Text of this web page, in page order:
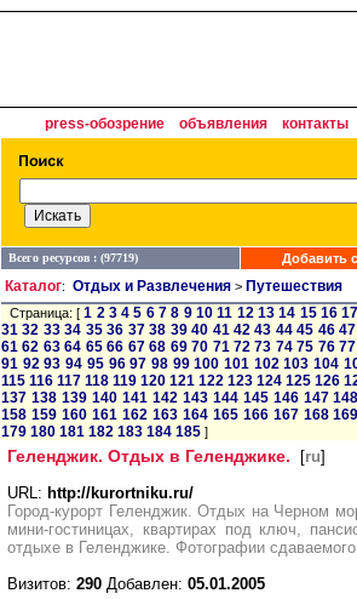
press-обозрение объявления контакты
Всего ресурсов : (97719) Добавить
Каталог: Отдых и Развлечения > Путешествия
Страница: [1 2 3 4 5 6 7 8 9 10 11 12 13 14 15 16
31 32 33 34 35 36 37 38 39 40 41 42 43 44 45 46 47
61 62 63 64 65 66 67 68 69 70 71 72 73 74 75 76 77
91 92 93 94 95 96 97 98 99 100 101 102 103 104
115 116 117 118 119 120 121 122 123 124 125 126
137 138 139 140 141 142 143 144 145 146 147
158 159 160 161 162 163 164 165 166 167 168
179 180 181 182 183 184 185 ]
Геленджик. Отдых в Геленджике. [ru]
URL: http://kurortniku.ru/
Город-курорт Геленджик. Отдых на Черном
мини-гостиницах, квартирах под ключ,
отдыхе в Геленджике. Фотографии
Визитов: 290 Добавлен: 05.01.2005